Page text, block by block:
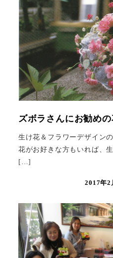
ズボラさんにお勧めの
生け花＆フラワーデザイン
花がお好きな方もいれば、
[…]
2017年2